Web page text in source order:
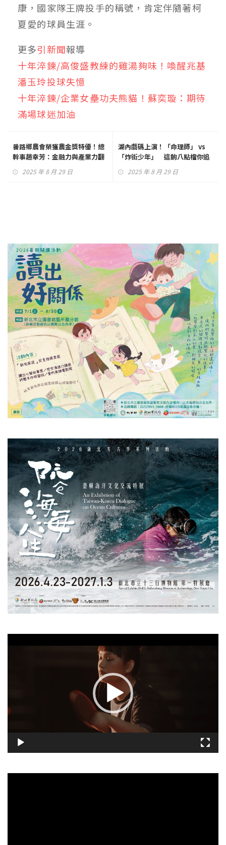
康，國家隊王牌投手的稱號，肯定伴隨著柯
夏愛的球員生涯。
更多引新聞報導
十年淬鍊/高俊盛教練的雞湯夠味！喚醒兆基
潘玉玲投球失憶
十年淬鍊/企業女壘功夫熊貓！蘇奕璇：期待
滿場球迷加油
番路鄉農會榮獲農金獎特優！總
幹事趙幸芳：金融力與產業力翻
2025 年 8 月 29 日
湖內戲碼上演！「命理師」 vs
「炸街少年」 這齣八點檔你追
2025 年 8 月 29 日